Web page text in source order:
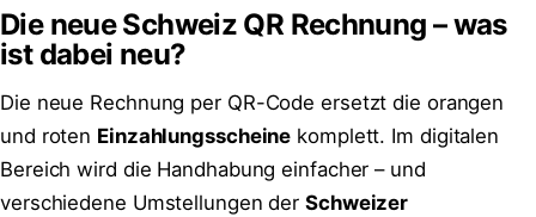
Die neue Schweiz QR Rechnung – was
ist dabei neu?
Die neue Rechnung per QR-Code ersetzt die orangen
und roten Einzahlungsscheine komplett. Im digitalen
Bereich wird die Handhabung einfacher – und
verschiedene Umstellungen derSchweizer